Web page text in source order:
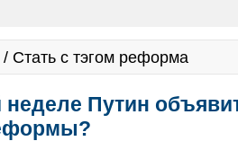
Стать с тэгом реформа
Путин